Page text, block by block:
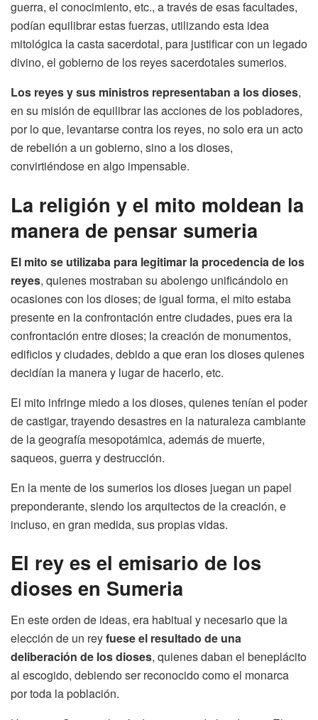
guerra, el conocimiento, etc., a través de esas facultades,
podían equilibrar estas fuerzas, utilizando esta idea
mitológica la casta sacerdotal, para justificar con un legado
divino, el gobierno de los reyes sacerdotales sumerios.
Los reyes y sus ministros representaban a los dioses,
en su misión de equilibrar las acciones de los pobladores,
por lo que, levantarse contra los reyes, no solo era un acto
de rebelión a un gobierno, sino a los dioses,
convirtiéndose en algo impensable.
La religión y el mito moldean la
manera de pensar sumeria
El mito se utilizaba para legitimar la procedencia de los
reyes, quienes mostraban su abolengo unificándolo en
ocasiones con los dioses; de igual forma, el mito estaba
presente en la confrontación entre ciudades, pues era la
confrontación entre dioses; la creación de monumentos,
edificios y ciudades, debido a que eran los dioses quienes
decidían la manera y lugar de hacerlo, etc.
El mito infringe miedo a los dioses, quienes tenían el poder
de castigar, trayendo desastres en la naturaleza cambiante
de la geografía mesopotámica, además de muerte,
saqueos, guerra y destrucción.
En la mente de los sumerios los dioses juegan un papel
preponderante, siendo los arquitectos de la creación, e
incluso, en gran medida, sus propias vidas.
El rey es el emisario de los
dioses en Sumeria
En este orden de ideas, era habitual y necesario que la
elección de un reyfuese el resultado de una
deliberación de los dioses, quienes daban el beneplácito
al escogido, debiendo ser reconocido como el monarca
por toda la población.